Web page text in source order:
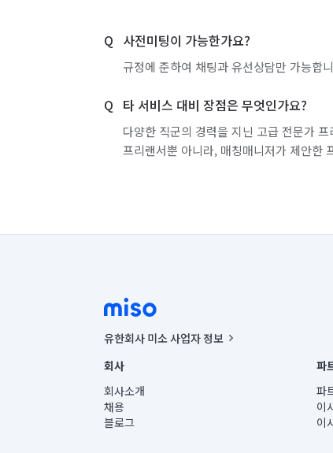
사전미팅이 가능한가요?
규정에 준하여 채팅과 유선상담만 가능합
타 서비스 대비 장점은 무엇인가요?
다양한 직군의 경력을 지닌 고급 전문가
프리랜서뿐 아니라, 매칭매니저가 제안한
유한회사 미소 사업자 정보
사업자등록번호 : 291-87-00271 | 인허가번호 :
통신판매신고번호 : 2024-서울종로-1400(공정거래위
대표이사 : CHING VICTOR COLUMBIA RHEE
주소 | 본사: 서울특별시 종로구 율곡로 6(중학동, 트윈
컨택센터 : 서울특별시 종로구 수송동 율곡로 24, 7층
회사
회사소개
채용
블로그
파
파
이
이